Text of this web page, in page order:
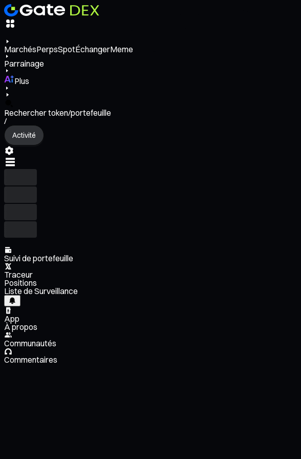
MarchésPerpsSpotÉchangerMeme
Parrainage
Plus
Rechercher token/portefeuille
/
Activité
Suivi de portefeuille
Traceur
Positions
Liste de Surveillance
App
À propos
Communautés
Commentaires